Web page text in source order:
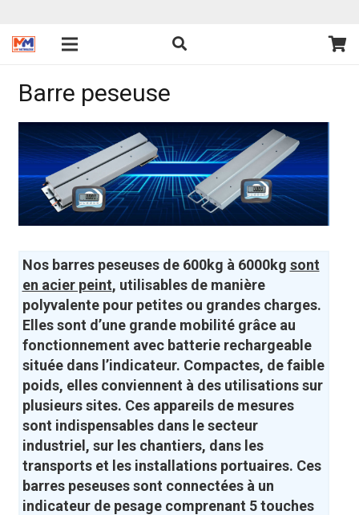
Barre peseuse
Nos barres peseuses de 600kg à 6000kg sont
en acier peint, utilisables de manière
polyvalente pour petites ou grandes charges.
Elles sont d’une grande mobilité grâce au
fonctionnement avec batterie rechargeable
située dans l’indicateur. Compactes, de faible
poids, elles conviennent à des utilisations sur
plusieurs sites. Ces appareils de mesures
sont indispensables dans le secteur
industriel, sur les chantiers, dans les
transports et les installations portuaires. Ces
barres peseuses sont connectées à un
indicateur de pesage comprenant 5 touches